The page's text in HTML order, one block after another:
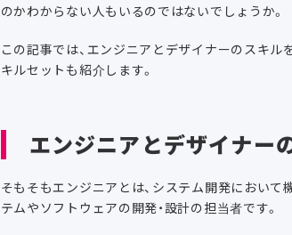
のかわからない人もいるのではないでしょうか。
この記事では、エンジニアとデザイナーのスキ
キルセットも紹介します。
エンジニアとデザイナー
そもそもエンジニアとは、システム開発におい
テムやソフトウェアの開発・設計の担当者です。